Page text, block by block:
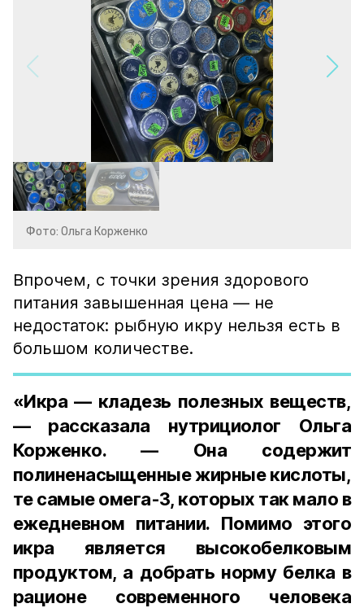
Фото: Ольга Корженко
Впрочем, с точки зрения здорового
питания завышенная цена — не
недостаток: рыбную икру нельзя есть в
большом количестве.
«Икра — кладезь полезных веществ,
— рассказала нутрициолог Ольга
Корженко. — Она содержит
полиненасыщенные жирные кислоты,
те самые омега-3, которых так мало в
ежедневном питании. Помимо этого
икра является высокобелковым
продуктом, а добрать норму белка в
рационе современного человека